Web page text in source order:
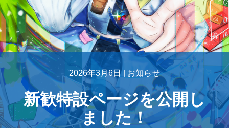
2026年3月6日 | お知らせ
新歓特設ページを公開し
ました！